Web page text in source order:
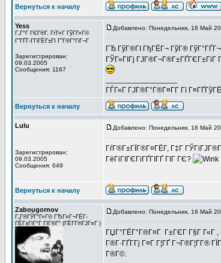
Вернуться к началу
Yess
Г„Г°Г ГЄГ®Г­, ГѓГ«Г ГўГ­Г»Г©
Г”ГҐГ­-ГГіГЁГ±ГІ Г”Г®Г°ГіГ¬Г
Зарегистрирован:
09.03.2005
Сообщения: 1167
Добавлено: Понедельник, 16 Май
ГЂ ГўГ®ГІ ГђГЁГ¬ ГўГ®
ГЎГ»ГІГј ГЈГ®Г¬Г®Г±ГҐГЄГ±ГіГ
ГЃГ«Г ГЈГ®Г°Г®Г¤Г­Г Гї
Вернуться к началу
Lulu
Зарегистрирован:
09.03.2005
Сообщения: 649
Добавлено: Понедельник, 16 Май
ГѓГ®Г±ГЇГ®Г¤ГЁГ­, Г‡Г
ГёГіГІГЄГіГҐГІГҐ ГІГ ГЄ?
Вернуться к началу
Zabougornov
Г„Г®ГЎГ°Г»Г© ГЂГ¤Г¬ГЁГ­
ГЁГ±ГІГ°Г ГІГ®Г° (ГЁГ­Г®ГЈГ¤Г )
Добавлено: Понедельник, 16 Май
ГЏГ°ГЁГ°Г®Г¤Г Г±ГЄГ Г§Г Г«Г
Г®Г·ГҐГ­Гј Г¤Г Г¦ГҐ Г¬Г®Г¦Г­Г®
Г®Г©.